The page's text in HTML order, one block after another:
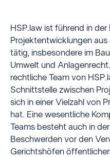
HSP.law ist führend in
Projektentwicklungen
tätig, insbesondere im
Umwelt und
rechtliche Team von
Schnittstelle zwischen
sich in einer Vielzahl von
hat. Eine wesentliche
Teams besteht auch in
Beschwerden vor den
Gerichtshöfen